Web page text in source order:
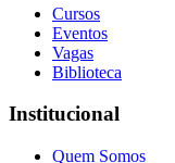
Cursos
Eventos
Vagas
Biblioteca
Institucional
Quem Somos